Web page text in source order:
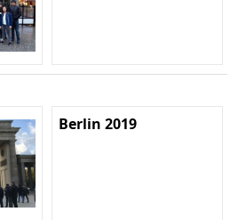
Berlin 2019